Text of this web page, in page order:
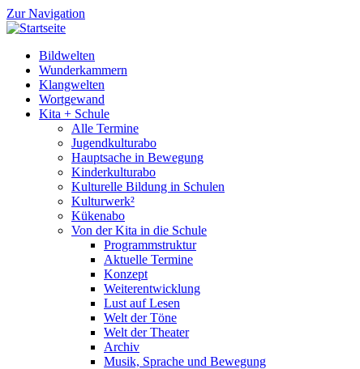
Zur Navigation
Bildwelten
Wunderkammern
Klangwelten
Wortgewand
Kita + Schule
Alle Termine
Jugendkulturabo
Hauptsache in Bewegung
Kinderkulturabo
Kulturelle Bildung in Schulen
Kulturwerk²
Kükenabo
Von der Kita in die Schule
Programmstruktur
Aktuelle Termine
Konzept
Weiterentwicklung
Lust auf Lesen
Welt der Töne
Welt der Theater
Archiv
Musik, Sprache und Bewegung